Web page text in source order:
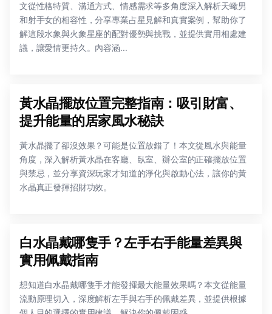
文從性格特質、溝通方式、情感需求等多角度深入解析天蠍男
和射手女的相容性，分享專業占星見解和真實案例，幫助你了
解這段水象與火象星座的配對優勢與挑戰，並提供實用相處建
議，讓愛情更持久。內容涵...
黃水晶擺放位置完整指南：吸引財富、
提升能量的居家風水秘訣
黃水晶擺了卻沒效果？可能是位置放錯了！本文從風水與能量
角度，深入解析黃水晶在客廳、臥室、辦公室的正確擺放位置
與禁忌，並分享資深玩家才知道的淨化與啟動心法，讓你的黃
水晶真正發揮招財功效。
白水晶戴哪隻手？左手右手能量差異與
實用佩戴指南
想知道白水晶戴哪隻手才能發揮最大能量效果嗎？本文從能量
流動原理切入，深度解析左手與右手的佩戴差異，並提供根據